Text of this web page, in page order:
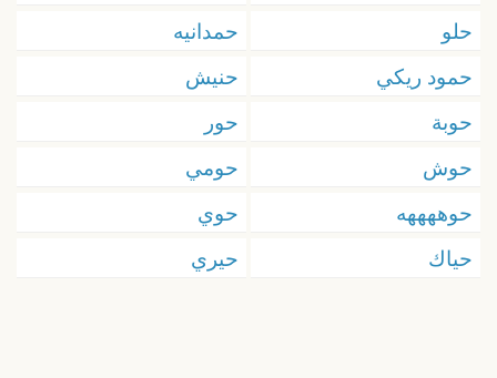
حلو
حمدانيه
حمود ريكي
حنيش
حوبة
حور
حوش
حومي
حوههههه
حوي
حياك
حيري